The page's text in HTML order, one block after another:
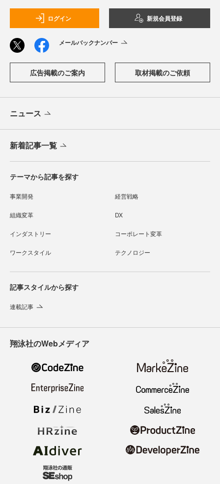
ログイン 新規会員登録
メールバックナンバー
広告掲載のご案内 取材掲載のご依頼
ニュース
新着記事一覧
テーマから記事を探す
事業開発 経営戦略
組織変革 DX
インダストリー コーポレート変革
ワークスタイル テクノロジー
記事スタイルから探す
連載記事
翔泳社のWebメディア